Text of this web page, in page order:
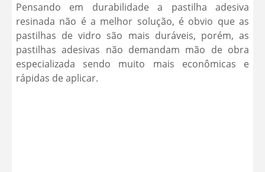
Pensando em durabilidade a pastilha adesiva
resinada não é a melhor solução, é obvio que as
pastilhas de vidro são mais duráveis, porém, as
pastilhas adesivas não demandam mão de obra
especializada sendo muito mais econômicas e
rápidas de aplicar.